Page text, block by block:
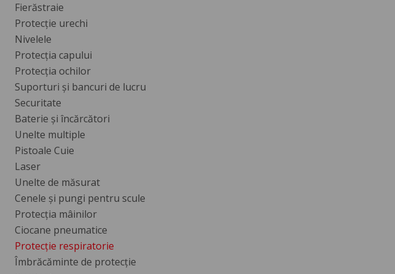
Fierăstraie
Protecție urechi
Nivelele
Protecția capului
Protecția ochilor
Suporturi și bancuri de lucru
Securitate
Baterie și încărcători
Unelte multiple
Pistoale Cuie
Laser
Unelte de măsurat
Cenele și pungi pentru scule
Protecția mâinilor
Ciocane pneumatice
Protecție respiratorie
Îmbrăcăminte de protecție